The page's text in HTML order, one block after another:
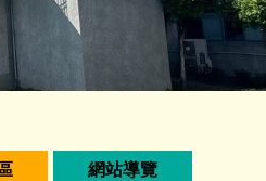
網站導覽